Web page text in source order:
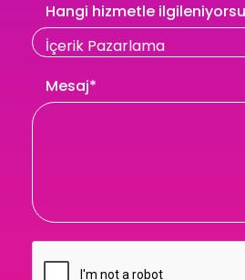
Hangi hizmetle
Mesaj*